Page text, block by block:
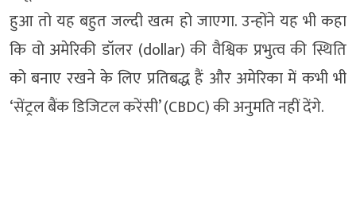
हुआ तो यह बहुत जल्दी खत्म हो जाएगा. उन्होंने यह भी कहा
कि वो अमेरिकी डॉलर (dollar) की वैश्विक प्रभुत्व की स्थिति
को बनाए रखने के लिए प्रतिबद्ध हैं और अमेरिका में कभी भी
‘सेंट्रल बैंक डिजिटल करेंसी’ (CBDC) की अनुमति नहीं देंगे.